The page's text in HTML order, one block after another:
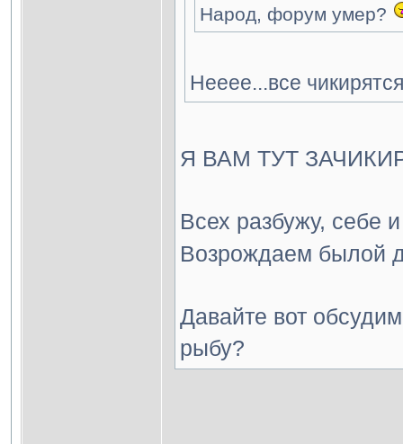
Народ, форум умер?
Нееее...все
Я ВАМ ТУТ
Всех разбужу, себе
Возрождаем былой
Давайте вот
рыбу?